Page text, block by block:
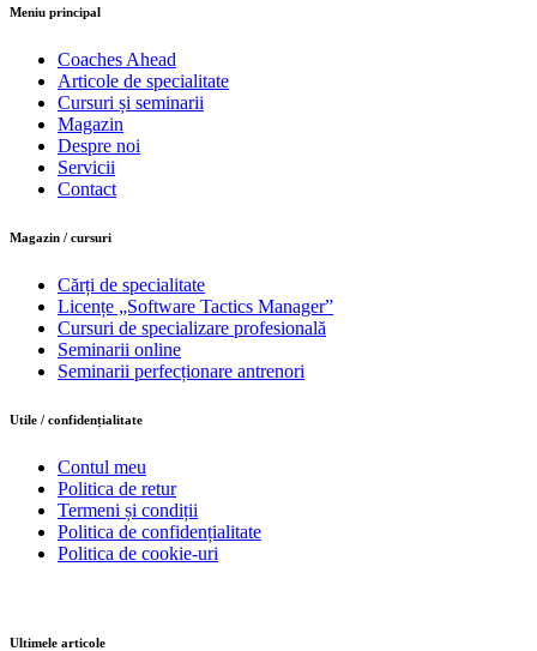
Meniu principal
Coaches Ahead
Articole de specialitate
Cursuri și seminarii
Magazin
Despre noi
Servicii
Contact
Magazin / cursuri
Cărți de specialitate
Licențe „Software Tactics Manager”
Cursuri de specializare profesională
Seminarii online
Seminarii perfecționare antrenori
Utile / confidențialitate
Contul meu
Politica de retur
Termeni și condiții
Politica de confidențialitate
Politica de cookie-uri
Ultimele articole